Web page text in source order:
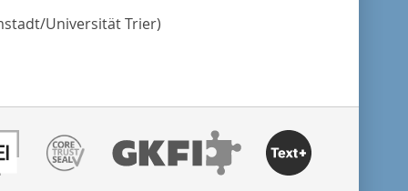
Universität Trier)